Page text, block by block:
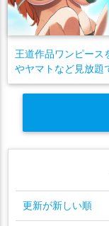
王道作品ワンピース
やヤマトなど見放
更新が新しい順